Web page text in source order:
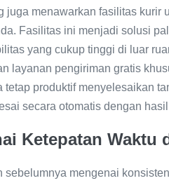
menawarkan fasilitas kurir
Fasilitas ini menjadi solusi
yang cukup tinggi di luar
layanan pengiriman gratis
produktif menyelesaikan
secara otomatis dengan
Ketepatan Waktu
mengenai